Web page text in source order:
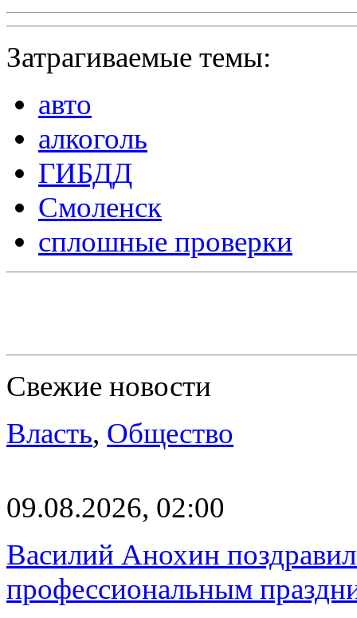
Затрагиваемые темы:
авто
алкоголь
ГИБДД
Смоленск
сплошные проверки
Свежие новости
Власть, Общество
09.08.2026, 02:00
Василий Анохин
профессиональным